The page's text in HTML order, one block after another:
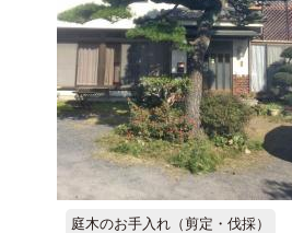
庭木のお手入れ（剪定・伐採）